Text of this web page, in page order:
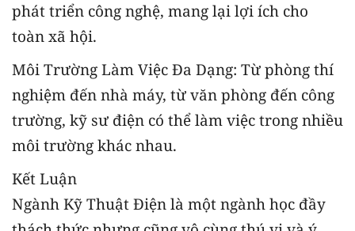
phát triển công nghệ, mang lại lợi ích cho
toàn xã hội.
Môi Trường Làm Việc Đa Dạng: Từ phòng thí
nghiệm đến nhà máy, từ văn phòng đến công
trường, kỹ sư điện có thể làm việc trong nhiều
môi trường khác nhau.
Kết Luận
Ngành Kỹ Thuật Điện là một ngành học đầy